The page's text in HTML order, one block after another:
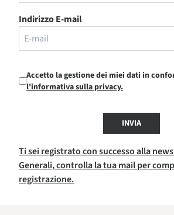
Indirizzo E-mail
Accetto la gestione dei miei dati in
l'informativa sulla privacy.
INVIA
Ti sei registrato con successo alla
Generali, controlla la tua mail per
registrazione.